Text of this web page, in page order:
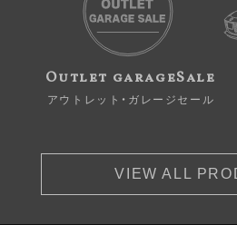
Outlet garageSale
アウトレット・ガレージセール
VIEW ALL